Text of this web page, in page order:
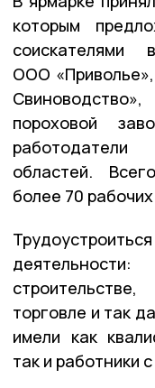
которым
соискателями
ООО
пороховой
областей.
более 70
торговле и так
имели как
так и работники